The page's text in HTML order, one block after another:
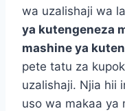
wa uzalishaji wa
ya kutengeneza
mashine ya
pete tatu za
uzalishaji. Njia hii
uso wa makaa ya